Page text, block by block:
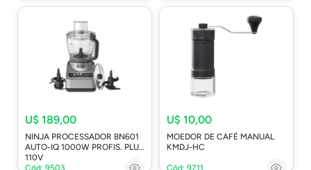
U$ 189,00
NINJA PROCESSADOR BN601
AUTO-IQ 1000W PROFIS. PLUS
110V
Cód: 9503
U$ 10,00
MOEDOR DE CAFÉ MANUAL
KMDJ-HC
Cód: 9711